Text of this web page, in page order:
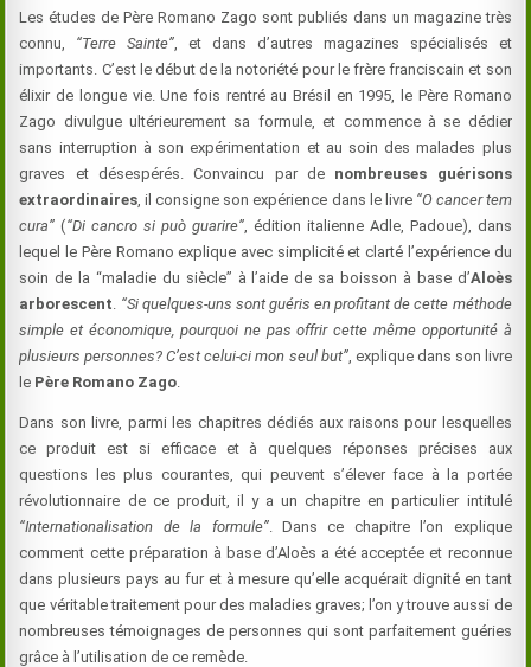
Les études de Père Romano Zago sont publiés dans un magazine très
connu, “Terre Sainte” , et dans d’autres magazines spécialisés et
importants. C’est le début de la notoriété pour le frère franciscain et son
élixir de longue vie. Une fois rentré au Brésil en 1995, le Père Romano
Zago divulgue ultérieurement sa formule, et commence à se dédier
sans interruption à son expérimentation et au soin des malades plus
graves et désespérés. Convaincu par de nombreuses guérisons
extraordinaires , il consigne son expérience dans le livre “O cancer tem
cura” (“Di cancro si può guarire”, édition italienne Adle, Padoue), dans
lequel le Père Romano explique avec simplicité et clarté l’expérience du
soin de la “maladie du siècle” à l’aide de sa boisson à base d’Aloès
arborescent “Si quelques-uns sont guéris en profitant de cette méthode
simple et économique, pourquoi ne pas offrir cette même opportunité à
plusieurs personnes? C’est celui-ci mon seul but”, explique dans son livre
le Père Romano Zago
Dans son livre, parmi les chapitres dédiés aux raisons pour lesquelles
ce produit est si efficace et à quelques réponses précises aux
questions les plus courantes, qui peuvent s’élever face à la portée
révolutionnaire de ce produit, il y a un chapitre en particulier intitulé
“Internationalisation de la formule”. Dans ce chapitre l’on explique
comment cette préparation à base d’Aloès a été acceptée et reconnue
dans plusieurs pays au fur et à mesure qu’elle acquérait dignité en tant
que véritable traitement pour des maladies graves; l’on y trouve aussi de
nombreuses témoignages de personnes qui sont parfaitement guéries
grâce à l’utilisation de ce remède.